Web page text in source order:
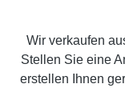
Wir verkaufen
Stellen Sie eine
erstellen Ihnen